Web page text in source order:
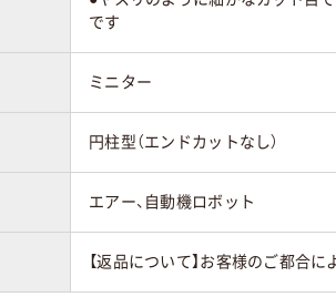
です
ミニター
円柱型（エンドカットなし）
エアー、自動機ロボット
【返品について】お客様のご都合